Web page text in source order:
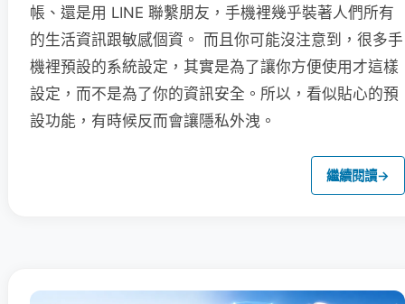
帳、還是用 LINE 聯繫朋友，手機裡幾乎裝著人們所有
的生活資訊跟敏感個資。 而且你可能沒注意到，很多手
機裡預設的系統設定，其實是為了讓你方便使用才這樣
設定，而不是為了你的資訊安全。所以，看似貼心的預
設功能，有時候反而會讓隱私外洩。
繼續閱讀→